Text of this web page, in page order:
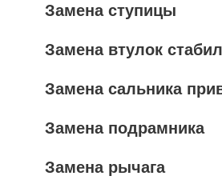
Замена ступицы
Замена втулок
Замена сальника
Замена подрамника
Замена рычага